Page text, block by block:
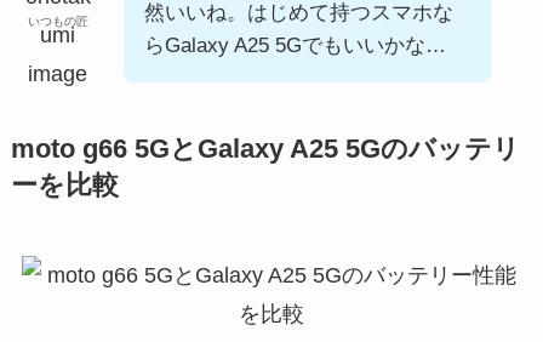
いつもの匠
然いいね。はじめて持つスマホな
らGalaxy A25 5Gでもいいかな…
moto g66 5GとGalaxy A25 5Gのバッテリ
ーを比較